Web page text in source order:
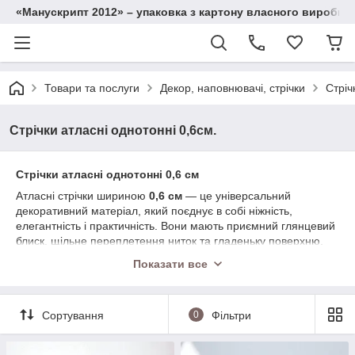
«Манускрипт 2012» – упаковка з картону власного
Товари та послуги Декор, наповнювачі, стрічки
Стрічки атласні однотонні 0,6см.
Стрічки атласні однотонні 0,6 см
Атласні стрічки шириною 0,6 см — це універсальний
декоративний матеріал, який поєднує в собі ніжність,
елегантність і практичність. Вони мають приємний глянцевий
блиск, щільне переплетення ниток та гладеньку поверхню,
Такі вузькі стрічки ідеально підходять для оформлення
найдрібніших деталей:
• оздоблення листівок, альбомів, рамок та виробів у техніці
Показати все
Сортування 0 Фільтри